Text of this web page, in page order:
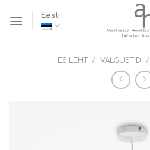
Eesti
ESILEHT / VALGUSTID /